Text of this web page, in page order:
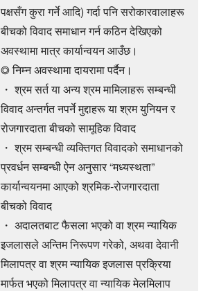
पक्षसँग कुरा गर्ने आदि) गर्दा पनि सरोकारवालाहरू
बीचको विवाद समाधान गर्न कठिन देखिएको
अवस्थामा मात्र कार्यान्वयन आउँछ।
◎ निम्न अवस्थामा दायरामा पर्दैन।
・ श्रम सर्त या अन्य श्रम मामिलाहरू सम्बन्धी
विवाद अन्तर्गत नपर्ने मुद्दाहरू या श्रम युनियन र
रोजगारदाता बीचको सामूहिक विवाद
・ श्रम सम्बन्धी व्यक्तिगत विवादको समाधानको
प्रवर्धन सम्बन्धी ऐन अनुसार “मध्यस्थता”
कार्यान्वयनमा आएको श्रमिक-रोजगारदाता
बीचको विवाद
・ अदालतबाट फैसला भएको वा श्रम न्यायिक
इजलासले अन्तिम निरूपण गरेको, अथवा देवानी
मिलापत्र वा श्रम न्यायिक इजलास प्रक्रिया
मार्फत भएको मिलापत्र वा न्यायिक मेलमिलाप